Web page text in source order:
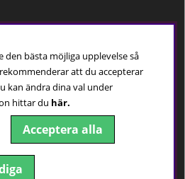
den bästa möjliga upplevelse så
att du accepterar
kan ändra dina val under
hittar du här.
Acceptera alla